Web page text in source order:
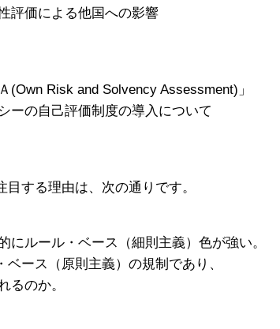
評価による他国への影響
(Own Risk and Solvency Assessment)」
ーの自己評価制度の導入について
する理由は、次の通りです。
にルール・ベース（細則主義）色が強い。
ース（原則主義）の規制であり、
るのか。